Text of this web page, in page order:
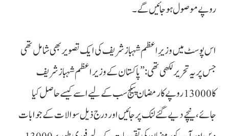
روپے موصول ہو جائیں گے۔
اس پوسٹ میں وزیرِ اعظم شہباز شریف کی ایک تصویر بھی شامل تھی
جس پر یہ تحریر لکھی تھی:”پاکستان کے وزیر اعظم شہباز شریف
کا 13000 روپے کا رمضان پیکج سب کے لیے اسے کیسے حاصل کیا
جائے،نیچے دیے گئے لنک پر جائیں اور درج ذیل سوالات کے جوابات